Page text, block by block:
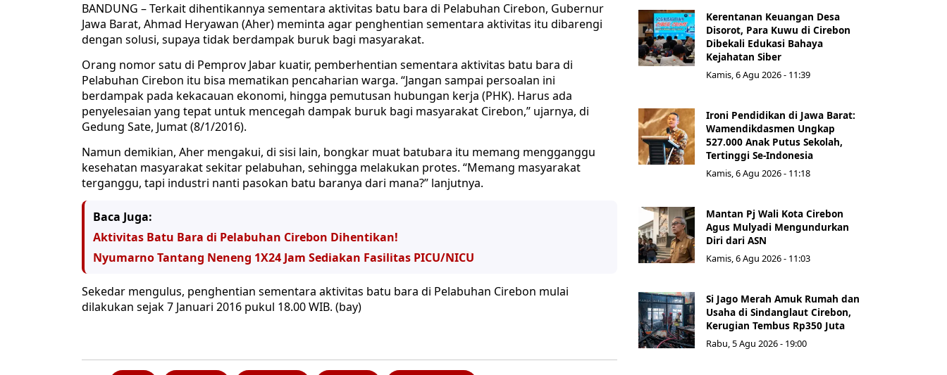
BANDUNG – Terkait dihentikannya sementara aktivitas batu bara di Pelabuhan Cirebon, Gubernur
Jawa Barat, Ahmad Heryawan (Aher) meminta agar penghentian sementara aktivitas itu dibarengi
dengan solusi, supaya tidak berdampak buruk bagi masyarakat.
Orang nomor satu di Pemprov Jabar kuatir, pemberhentian sementara aktivitas batu bara di
Pelabuhan Cirebon itu bisa mematikan pencaharian warga. “Jangan sampai persoalan ini
berdampak pada kekacauan ekonomi, hingga pemutusan hubungan kerja (PHK). Harus ada
penyelesaian yang tepat untuk mencegah dampak buruk bagi masyarakat Cirebon,” ujarnya, di
Gedung Sate, Jumat (8/1/2016).
Namun demikian, Aher mengakui, di sisi lain, bongkar muat batubara itu memang mengganggu
kesehatan masyarakat sekitar pelabuhan, sehingga melakukan protes. “Memang masyarakat
terganggu, tapi industri nanti pasokan batu baranya dari mana?” lanjutnya.
Baca Juga:
Aktivitas Batu Bara di Pelabuhan Cirebon Dihentikan!
Nyumarno Tantang Neneng 1X24 Jam Sediakan Fasilitas PICU/NICU
Sekedar mengulus, penghentian sementara aktivitas batu bara di Pelabuhan Cirebon mulai
dilakukan sejak 7 Januari 2016 pukul 18.00 WIB. (bay)
Kerentanan Keuangan Desa
Disorot, Para Kuwu di Cirebon
Dibekali Edukasi Bahaya
Kejahatan Siber
Kamis, 6 Agu 2026 - 11:39
Ironi Pendidikan di Jawa Barat:
Wamendikdasmen Ungkap
527.000 Anak Putus Sekolah,
Tertinggi Se-Indonesia
Kamis, 6 Agu 2026 - 11:18
Mantan Pj Wali Kota Cirebon
Agus Mulyadi Mengundurkan
Diri dari ASN
Kamis, 6 Agu 2026 - 11:03
Si Jago Merah Amuk Rumah dan
Usaha di Sindanglaut Cirebon,
Kerugian Tembus Rp350 Juta
Rabu, 5 Agu 2026 - 19:00